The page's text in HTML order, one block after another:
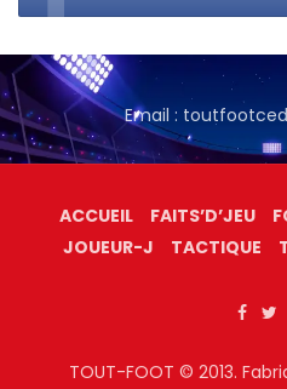
Email :
ACCUEIL FAITS’D’JEU
JOUEUR-J
TACTIQUE
TOUT-FOOT © 2013.